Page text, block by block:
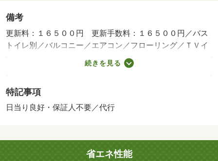
備考
更新料：１６５００円 更新手数料：１６５００円／バス
トイレ別／バルコニー／エアコン／フローリング／ＴＶイ
ンターホン／浴室乾燥機／室内洗濯置／陽当り良好／シュ
ーズボックス／システムキッチン／温水洗浄便座／駐輪場
ッキングヒーター／電気コンロ／全居室洋室／保証人不要
／３駅以上利用可／駅徒歩５分以内／敷地内ごみ置き場／
南志賀４丁目店（コンビニ）まで１１２ｍ／フレンドマー
ト 唐崎店（スーパー）まで１９４ｍ／ファミリーマー
続きを見る
特記事項
日当り良好・保証人不要／代行
省エネ性能